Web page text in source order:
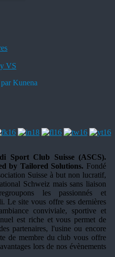
VS
Kunena
Sport Club Suisse (ASCS).
by Tailored Solutions. Fondé
Suisse à but non lucratif,
Schweiz mais sans liaison
les passionnés et
Le site vous offre ses dernières
conviviale, sportive et
est riche et vous permet de
partenaires, l'usine ou encore
de membre du club vous offre
lors de nos évènements